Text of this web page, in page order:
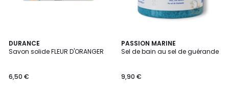
DURANCE
Savon solide FLEUR D'ORANGER
6,50 €
PASSION MARINE
Sel de bain au sel de guérande
9,90 €